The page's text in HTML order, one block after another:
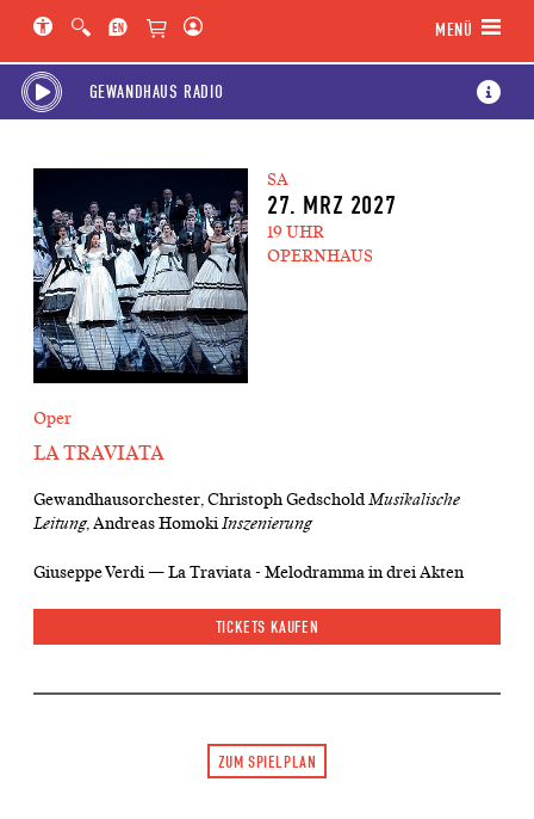
MENÜ
GEWANDHAUS RADIO
SA
27. MRZ 2027
19 UHR
OPERNHAUS
Oper
LA TRAVIATA
Gewandhausorchester, Christoph GedscholdMusikalische
Leitung, Andreas HomokiInszenierung
Giuseppe Verdi — La Traviata - Melodramma in drei Akten
TICKETS KAUFEN
ZUM SPIELPLAN